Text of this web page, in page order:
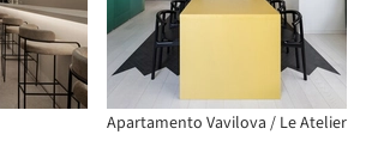
Apartamento Vavilova / Le Atelier